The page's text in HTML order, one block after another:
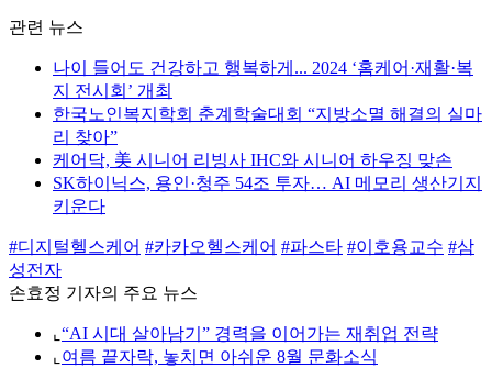
관련 뉴스
나이 들어도 건강하고 행복하게... 2024 ‘홈케어·재활·복
지 전시회’ 개최
한국노인복지학회 춘계학술대회 “지방소멸 해결의 실마
리 찾아”
케어닥, 美 시니어 리빙사 IHC와 시니어 하우징 맞손
SK하이닉스, 용인·청주 54조 투자… AI 메모리 생산기지
키운다
#디지털헬스케어 #카카오헬스케어 #파스타 #이호용교수 #삼
성전자
손효정 기자의 주요 뉴스
⌞ “AI 시대 살아남기” 경력을 이어가는 재취업 전략
⌞ 여름 끝자락, 놓치면 아쉬운 8월 문화소식